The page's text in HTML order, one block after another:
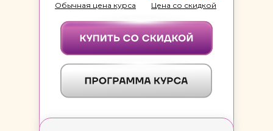
Обычная цена курса Цена со скидкой